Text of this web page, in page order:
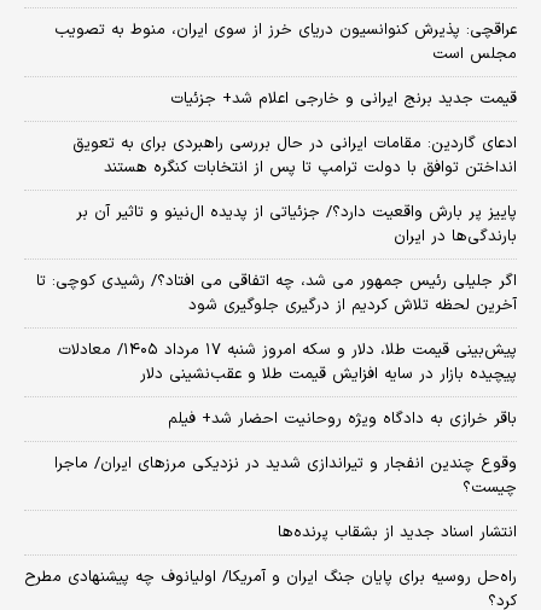
عراقچی: پذیرش کنوانسیون دریای خرز از سوی ایران، منوط به تصویب
مجلس است
قیمت جدید برنج ایرانی و خارجی اعلام شد+ جزئیات
ادعای گاردین: مقامات ایرانی در حال بررسی راهبردی برای به تعویق
انداختن توافق با دولت ترامپ تا پس از انتخابات کنگره هستند
پاییز پر بارش واقعیت دارد؟/ جزئیاتی از پدیده ال‌نینو و تاثیر آن بر
بارندگی‌ها در ایران
اگر جلیلی رئیس جمهور می شد، چه اتفاقی می افتاد؟/ رشیدی کوچی: تا
آخرین لحظه تلاش کردیم از درگیری جلوگیری شود
پیش‌بینی قیمت طلا، دلار و سکه امروز شنبه ۱۷ مرداد ۱۴۰۵/ معادلات
پیچیده بازار در سایه افزایش قیمت طلا و عقب‌نشینی دلار
باقر خرازی به دادگاه ویژه روحانیت احضار شد+ فیلم
وقوع چندین انفجار و تیراندازی شدید در نزدیکی مرز‌های ایران/ ماجرا
چیست؟
انتشار اسناد جدید از بشقاب پرنده‌ها
راه‌حل روسیه برای پایان جنگ ایران و آمریکا/ اولیانوف چه پیشنهادی مطرح
کرد؟